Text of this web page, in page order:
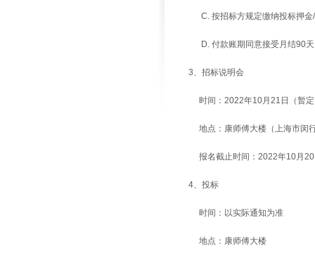
C. 按招标方规定缴纳投标押金
D. 付款账期同意接受月结90天
3、招标说明会
时间：2022年10月21日（暂定
地点：康师傅大楼（上海市闵
报名截止时间：2022年10月
4、投标
时间：以实际通知为准
地点：康师傅大楼